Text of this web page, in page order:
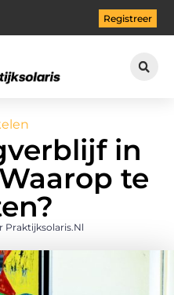
Registreer
in
te
Praktijksolaris.nl